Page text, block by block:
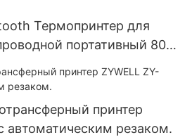
Термопринтер для
портативный 80-
чеков
принтер
автоматическим резаком.